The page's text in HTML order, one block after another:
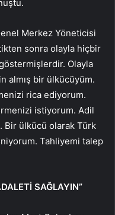
Merkez Yöneticisi
sonra olayla hiçbir
Olayla
almış bir ülkücüyüm.
rica ediyorum.
istiyorum. Adil
Bir ülkücü olarak Türk
Tahliyemi talep
SAĞLAYIN”